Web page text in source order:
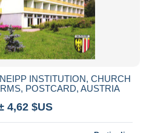
INSTITUTION, CHURCH
POSTCARD, AUSTRIA
4,62 $US